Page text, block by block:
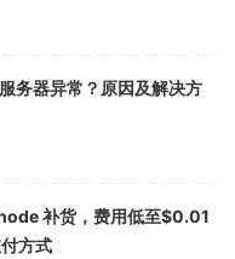
务器异常？原因及解决方
补货，费用低至$0.01
方式